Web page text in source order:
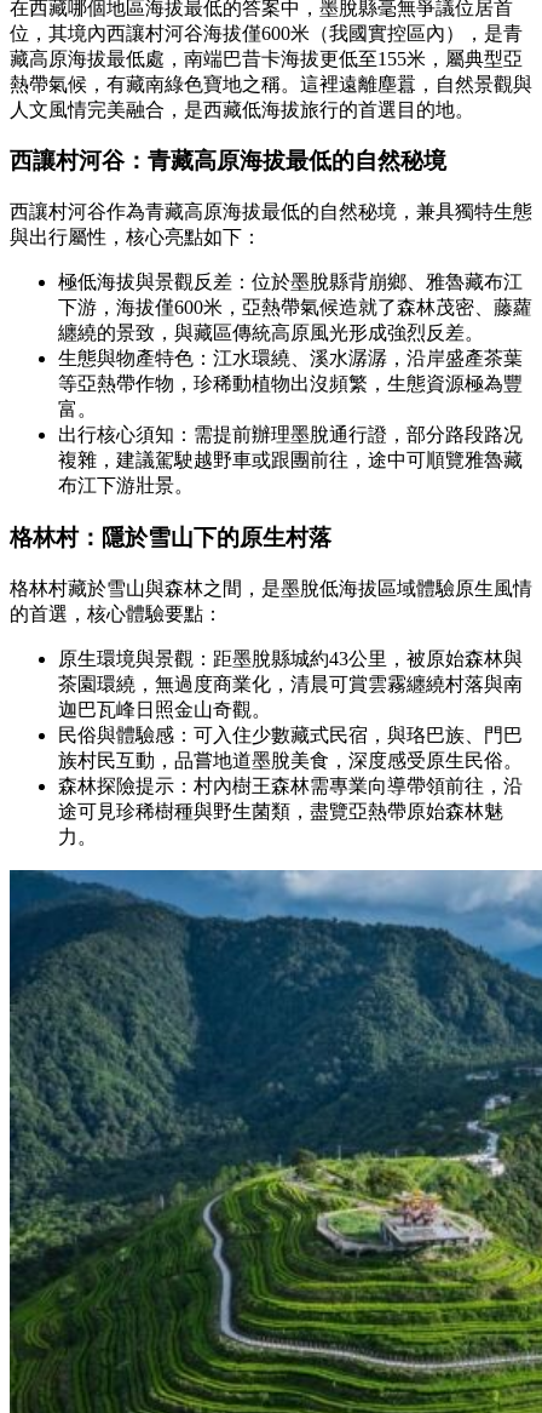
在西藏哪個地區海拔最低的答案中，墨脫縣毫無爭議位居首
位，其境內西讓村河谷海拔僅600米（我國實控區內），是青
藏高原海拔最低處，南端巴昔卡海拔更低至155米，屬典型亞
熱帶氣候，有藏南綠色寶地之稱。這裡遠離塵囂，自然景觀與
人文風情完美融合，是西藏低海拔旅行的首選目的地。
西讓村河谷：青藏高原海拔最低的自然秘境
西讓村河谷作為青藏高原海拔最低的自然秘境，兼具獨特生態
與出行屬性，核心亮點如下：
極低海拔與景觀反差：位於墨脫縣背崩鄉、雅魯藏布江
下游，海拔僅600米，亞熱帶氣候造就了森林茂密、藤蘿
纏繞的景致，與藏區傳統高原風光形成強烈反差。
生態與物產特色：江水環繞、溪水潺潺，沿岸盛產茶葉
等亞熱帶作物，珍稀動植物出沒頻繁，生態資源極為豐
富。
出行核心須知：需提前辦理墨脫通行證，部分路段路况
複雜，建議駕駛越野車或跟團前往，途中可順覽雅魯藏
布江下游壯景。
格林村：隱於雪山下的原生村落
格林村藏於雪山與森林之間，是墨脫低海拔區域體驗原生風情
的首選，核心體驗要點：
原生環境與景觀：距墨脫縣城約43公里，被原始森林與
茶園環繞，無過度商業化，清晨可賞雲霧纏繞村落與南
迦巴瓦峰日照金山奇觀。
民俗與體驗感：可入住少數藏式民宿，與珞巴族、門巴
族村民互動，品嘗地道墨脫美食，深度感受原生民俗。
森林探險提示：村內樹王森林需專業向導帶領前往，沿
途可見珍稀樹種與野生菌類，盡覽亞熱帶原始森林魅
力。